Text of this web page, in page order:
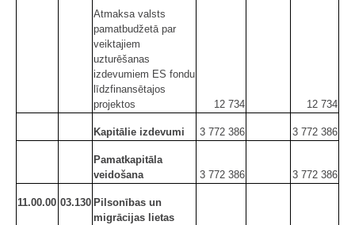
Atmaksa valsts
pamatbudžetā par
veiktajiem
uzturēšanas
izdevumiem ES fondu
līdzfinansētajos
projektos
12 734 12 734
Kapitālie izdevumi 3 772 386 3 772 386
Pamatkapitāla
veidošana
3 772 386 3 772 386
11.00.00 03.130 Pilsonības un
migrācijas lietas